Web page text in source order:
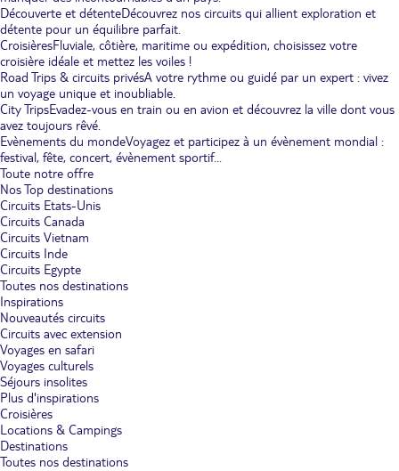
Découverte et détenteDécouvrez nos circuits qui allient exploration et
détente pour un équilibre parfait.
CroisièresFluviale, côtière, maritime ou expédition, choisissez votre
croisière idéale et mettez les voiles !
Road Trips & circuits privésA votre rythme ou guidé par un expert : vivez
un voyage unique et inoubliable.
City TripsEvadez-vous en train ou en avion et découvrez la ville dont vous
avez toujours rêvé.
Evènements du mondeVoyagez et participez à un évènement mondial :
festival, fête, concert, évènement sportif...
Toute notre offre
Nos Top destinations
Circuits Etats-Unis
Circuits Canada
Circuits Vietnam
Circuits Inde
Circuits Egypte
Toutes nos destinations
Inspirations
Nouveautés circuits
Circuits avec extension
Voyages en safari
Voyages culturels
Séjours insolites
Plus d'inspirations
Croisières
Locations & Campings
Destinations
Toutes nos destinations